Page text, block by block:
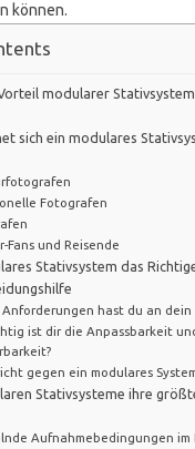
können.
modularer
sich ein modulares
Fotografen
Fans und Reisende
Stativsystem das
hast du an dein
ist dir die Anpassbarkeit
gegen ein modulares
Stativsysteme ihre
Aufnahmebedingungen im